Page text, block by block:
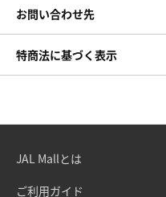
お問い合わせ先
特商法に基づく表示
JAL Mallとは
ご利用ガイド